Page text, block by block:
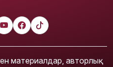
материалдар, авторлық